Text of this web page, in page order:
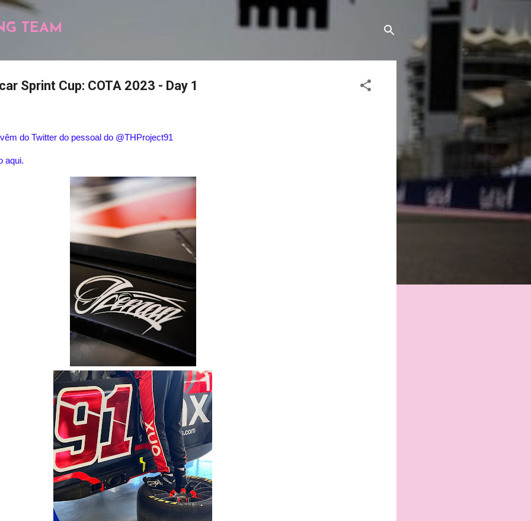
TEAM
Sprint Cup: COTA 2023 - Day 1
do Twitter do pessoal do @THProject91
aqui.